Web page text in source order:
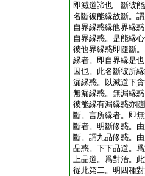
即滅道諦也 斷彼能
名斷彼能縁故斷。
自界縁惑縁他界縁
自界縁惑。是能縁
彼他界縁惑即隨斷
縁者。即自界縁是
因也。此名斷彼所
漏縁惑。以滅道下
無漏縁惑。無漏縁
彼能縁有漏縁惑亦
斷。言所縁者。即
斷者。明斷修惑。
斷。謂九品修惑。
品惑。下下品道。
上品道。爲對治。
從此第二。明四種